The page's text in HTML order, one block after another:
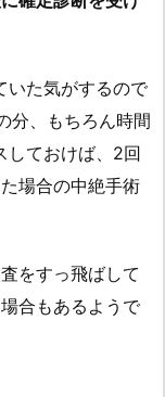
いた気がするので
分、もちろん時間
しておけば、2回
場合の中絶手術
をすっ飛ばして
合もあるようで